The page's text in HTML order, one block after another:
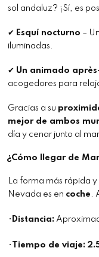
sol andaluz? ¡Sí, es
✔ Esquí nocturno –
iluminadas.
✔ Un animado
acogedores para
Gracias a su
mejor de ambos
día y cenar junto al
¿Cómo llegar de
La forma más rápida
Nevada es en coche .
• Distancia:
• Tiempo de viaje: